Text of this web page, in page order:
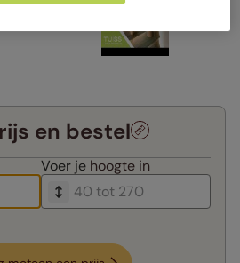
en bestel
Voer je hoogte in